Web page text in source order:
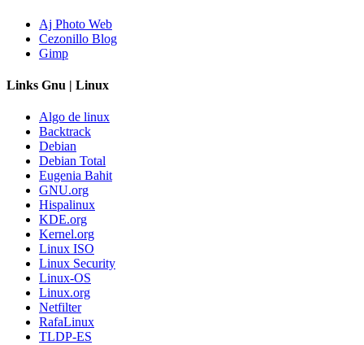
Aj Photo Web
Cezonillo Blog
Gimp
Links Gnu | Linux
Algo de linux
Backtrack
Debian
Debian Total
Eugenia Bahit
GNU.org
Hispalinux
KDE.org
Kernel.org
Linux ISO
Linux Security
Linux-OS
Linux.org
Netfilter
RafaLinux
TLDP-ES